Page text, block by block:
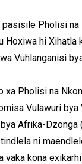
pasisile Pholisi
Hoxiwa hi Xihatla
Vuhlanganisi
xa Pholisi na
Vulawuri bya
Afrika-Dzonga
ni
kona exikarhi